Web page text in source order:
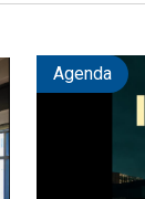
Agenda